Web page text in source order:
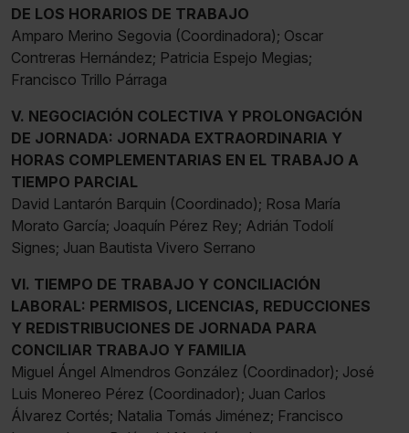
DE LOS HORARIOS DE TRABAJO
Amparo Merino Segovia (Coordinadora); Oscar
Contreras Hernández; Patricia Espejo Megias;
Francisco Trillo Párraga
V. NEGOCIACIÓN COLECTIVA Y PROLONGACIÓN
DE JORNADA: JORNADA EXTRAORDINARIA Y
HORAS COMPLEMENTARIAS EN EL TRABAJO A
TIEMPO PARCIAL
David Lantarón Barquin (Coordinado); Rosa María
Morato García; Joaquín Pérez Rey; Adrián Todolí
Signes; Juan Bautista Vivero Serrano
VI. TIEMPO DE TRABAJO Y CONCILIACIÓN
LABORAL: PERMISOS, LICENCIAS, REDUCCIONES
Y REDISTRIBUCIONES DE JORNADA PARA
CONCILIAR TRABAJO Y FAMILIA
Miguel Ángel Almendros González (Coordinador); José
Luis Monereo Pérez (Coordinador); Juan Carlos
Álvarez Cortés; Natalia Tomás Jiménez; Francisco